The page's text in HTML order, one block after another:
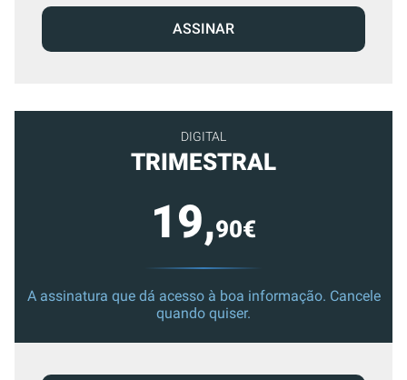
ASSINAR
DIGITAL
TRIMESTRAL
19,90€
A assinatura que dá acesso à boa informação. Cancele
quando quiser.